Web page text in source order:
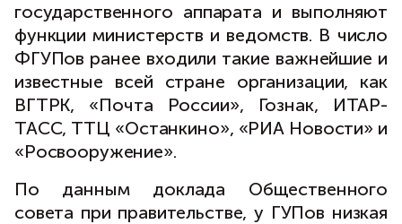
государственного аппарата и выполняют
функции министерств и ведомств. В число
ФГУПов ранее входили такие важнейшие и
известные всей стране организации, как
ВГТРК, «Почта России», Гознак, ИТАР-
ТАСС, ТТЦ «Останкино», «РИА Новости» и
«Росвооружение».
По данным доклада Общественного
совета при правительстве, у ГУПов низкая